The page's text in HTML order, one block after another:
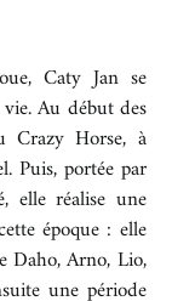
Caty Jan se
Au début des
Crazy Horse, à
Puis, portée par
elle réalise une
époque : elle
Daho, Arno, Lio,
une période